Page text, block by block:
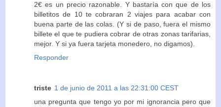
2€ es un precio razonable. Y bastaría con que de los
billetitos de 10 te cobraran 2 viajes para acabar con
buena parte de las colas. (Y si de paso, fuera el mismo
billete el que te pudiera cobrar de otras zonas tarifarias,
mejor. Y si ya fuera tarjeta monedero, no digamos).
Responder
triste 1 de junio de 2011 a las 22:31:00 CEST
una pregunta que tengo yo por mi ignorancia pero que